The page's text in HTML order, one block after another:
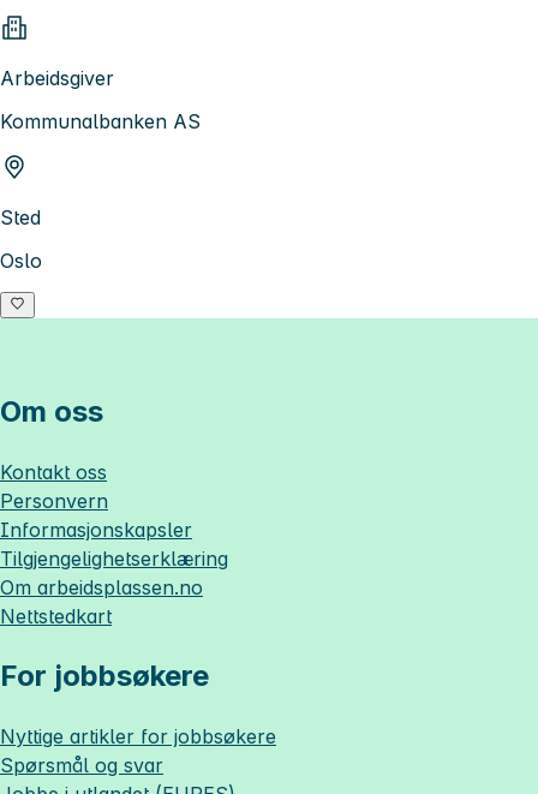
Arbeidsgiver
Kommunalbanken AS
Sted
Oslo
Om oss
Kontakt oss
Personvern
Informasjonskapsler
Tilgjengelighetserklæring
Om arbeidsplassen.no
Nettstedkart
For jobbsøkere
Nyttige artikler for jobbsøkere
Spørsmål og svar